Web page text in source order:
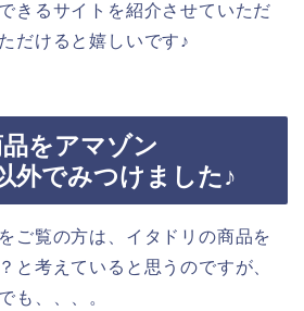
きるサイトを紹介させていただ
だけると嬉しいです♪
をアマゾン
外でみつけました♪
ご覧の方は、イタドリの商品を
と考えていると思うのですが、
も、、、。